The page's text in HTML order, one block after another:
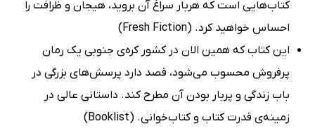
کتاب‌هایی است که هربار سراغ آن بروید، هیجان و ظرافت را
احساس خواهید کرد. (Fresh Fiction)
این کتاب که همین الان در کشور کره‌‌ی جنوبی یک رمان
پرفروش محسوب می‌شود، قصد دارد پرسش‌های بزرگی در
باب زندگی و پربار بودن آن مطرح کند. داستانی عالی در
زمینه‌ی قدرت کتاب‌ و کتاب‌خوانی. (Booklist)